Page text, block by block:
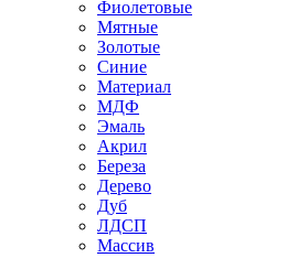
Фиолетовые
Мятные
Золотые
Синие
Материал
МДФ
Эмаль
Акрил
Береза
Дерево
Дуб
ЛДСП
Массив